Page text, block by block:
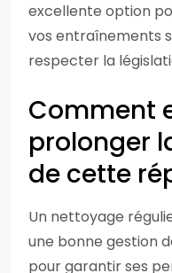
excellente option
vos entraînements
respecter la
Comment
prolonger
de cette
Un nettoyage
une bonne gestion
pour garantir ses